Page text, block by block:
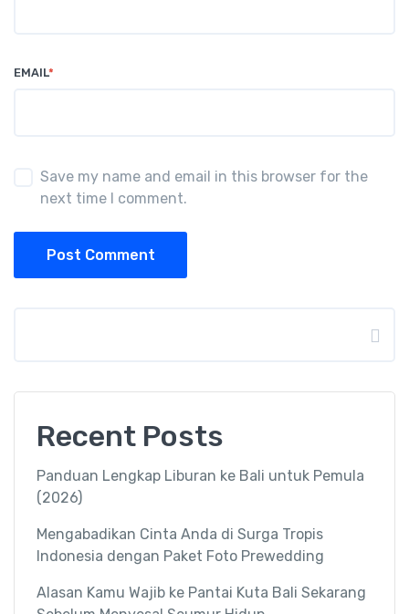
EMAIL*
Save my name and email in this browser for the
next time I comment.
Post Comment
Recent Posts
Panduan Lengkap Liburan ke Bali untuk Pemula
(2026)
Mengabadikan Cinta Anda di Surga Tropis
Indonesia dengan Paket Foto Prewedding
Alasan Kamu Wajib ke Pantai Kuta Bali Sekarang